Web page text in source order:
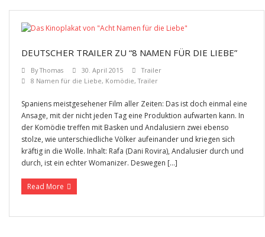
DEUTSCHER TRAILER ZU “8 NAMEN FÜR DIE LIEBE”
ByThomas 30. April 2015
Trailer
8 Namen für die Liebe, Komödie,Trailer
Spaniens meistgesehener Film aller Zeiten: Das ist doch einmal eine
Ansage, mit der nicht jeden Tag eine Produktion aufwarten kann. In
der Komödie treffen mit Basken und Andalusiern zwei ebenso
stolze, wie unterschiedliche Völker aufeinander und kriegen sich
kräftig in die Wolle. Inhalt: Rafa (Dani Rovira), Andalusier durch und
durch, ist ein echter Womanizer. Deswegen […]
Read More